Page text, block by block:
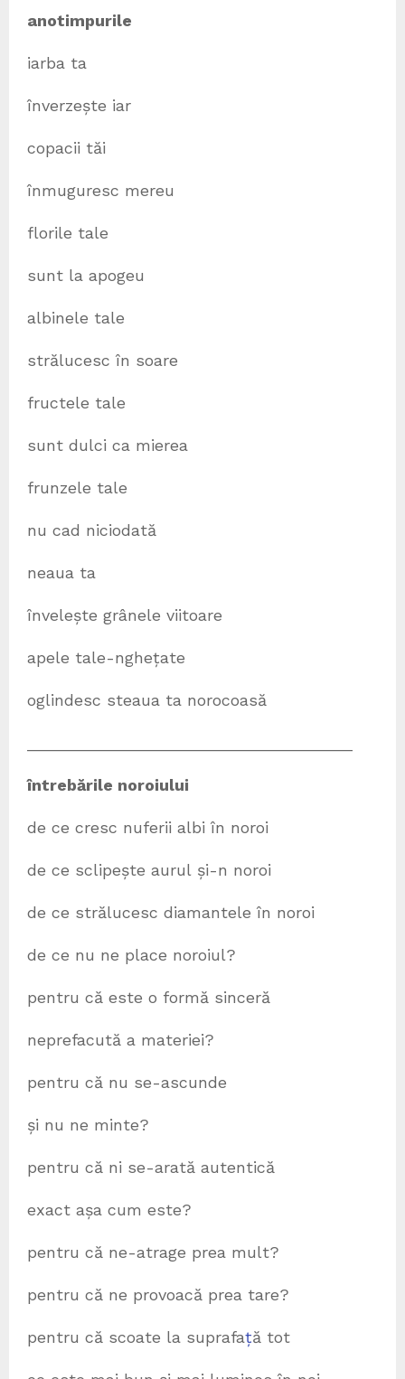
anotimpurile
iarba ta
înverzește iar
copacii tăi
înmuguresc mereu
florile tale
sunt la apogeu
albinele tale
strălucesc în soare
fructele tale
sunt dulci ca mierea
frunzele tale
nu cad niciodată
neaua ta
învelește grânele viitoare
apele tale-nghețate
oglindesc steaua ta norocoasă
întrebările noroiului
de ce cresc nuferii albi în noroi
de ce sclipește aurul și-n noroi
de ce strălucesc diamantele în noroi
de ce nu ne place noroiul?
pentru că este o formă sinceră
neprefacută a materiei?
pentru că nu se-ascunde
și nu ne minte?
pentru că ni se-arată autentică
exact așa cum este?
pentru că ne-atrage prea mult?
pentru că ne provoacă prea tare?
pentru că scoate la suprafață tot